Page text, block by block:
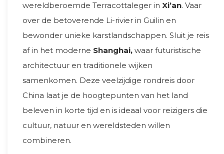
wereldberoemde Terracottaleger in Xi’an. Vaar
over de betoverende Li-rivier in Guilin en
bewonder unieke karstlandschappen. Sluit je reis
af in het moderne Shanghai, waar futuristische
architectuur en traditionele wijken
samenkomen. Deze veelzijdige rondreis door
China laat je de hoogtepunten van het land
beleven in korte tijd en is ideaal voor reizigers die
cultuur, natuur en wereldsteden willen
combineren.